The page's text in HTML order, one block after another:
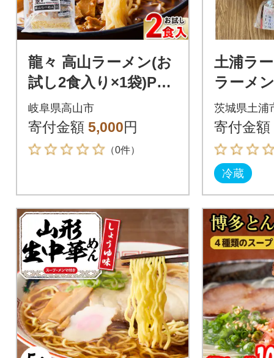
龍々 高山ラーメン(お
試し2食入り×1袋)PT0
01
岐阜県高山市
寄付金額 5,000円
（0件）
土浦ラ
ラーメ
麺、鶏
海老白
人前セ
茨城県土浦
寄付金額
冷蔵